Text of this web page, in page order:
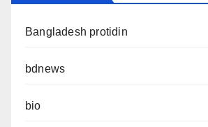
Bangladesh protidin
bdnews
bio